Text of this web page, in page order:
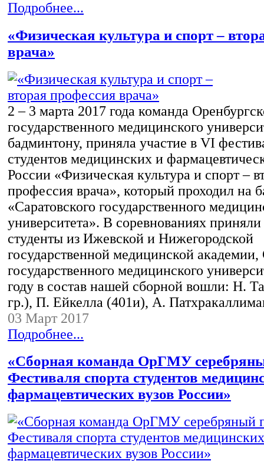
Подробнее...
«Физическая культура и спорт –
врача»
2 – 3 марта 2017 года команда
государственного медицинского
бадминтону, приняла участие в VI
студентов медицинских и
России «Физическая культура и спорт –
профессия врача», который проходил на
«Саратовского государственного
университета». В соревнованиях приняли
студенты из Ижевской и Нижегородской
государственной медицинской академии,
государственного медицинского
году в состав нашей сборной вошли: Н.
гр.), П. Ейкелла (401и), А.
03 Март 2017
Подробнее...
«Сборная команда ОрГМУ
Фестиваля спорта студентов
фармацевтических вузов России»